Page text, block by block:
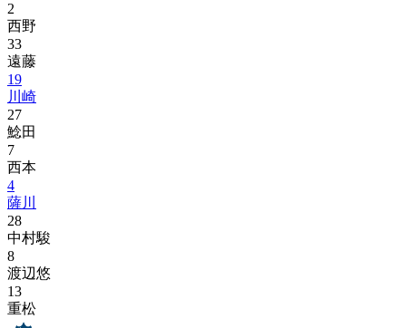
2
西野
33
遠藤
19
川崎
27
鯰田
7
西本
4
薩川
28
中村駿
8
渡辺悠
13
重松